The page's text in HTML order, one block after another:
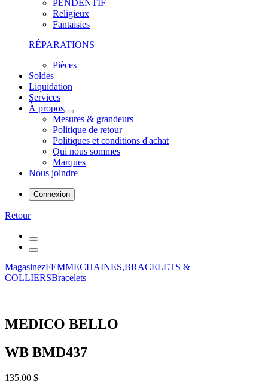
PENDENTIF
Religieux
Fantaisies
RÉPARATIONS
Pièces
Soldes
Liquidation
Services
À propos
Mesures & grandeurs
Politique de retour
Politiques et conditions d'achat
Qui nous sommes
Marques
Nous joindre
Connexion
Retour
MagasinezFEMMECHAINES,BRACELETS &
COLLIERSBracelets
MEDICO BELLO
WB BMD437
135.00 $